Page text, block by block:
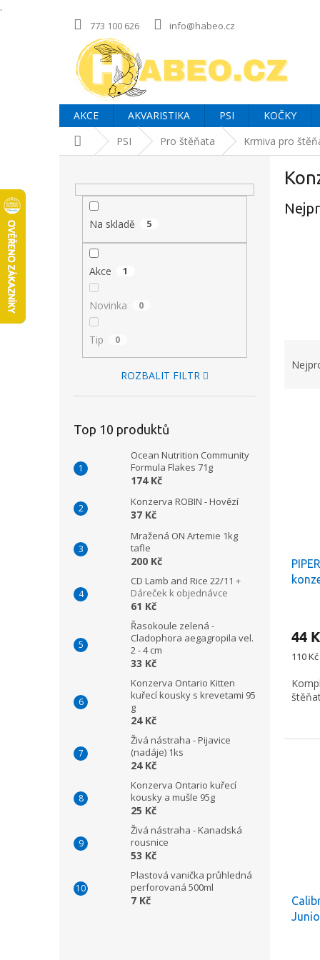
.
773 100 626 info@habeo.cz
AKCE AKVARISTIKA PSI KOČKY
Domů PSI Pro štěňata Krmiva pro
Na skladě 5
Akce 1
Novinka 0
Tip 0
ROZBALIT FILTR
Top 10 produktů
Ocean Nutrition Community
Formula Flakes 71g
174 Kč
Konzerva ROBIN - Hovězí
37 Kč
Mražená ON Artemie 1kg
tafle
200 Kč
CD Lamb and Rice 22/11 +
Dáreček k objednávce
61 Kč
Řasokoule zelená -
Cladophora aegagropila vel.
2 - 4 cm
33 Kč
Konzerva Ontario Kitten
kuřecí kousky s krevetami 95
g
24 Kč
Živá nástraha - Pijavice
(nadáje) 1ks
24 Kč
Konzerva Ontario kuřecí
kousky a mušle 95g
25 Kč
Živá nástraha - Kanadská
rousnice
53 Kč
Plastová vanička průhledná
perforovaná 500ml
7 Kč
44
Měrná
110